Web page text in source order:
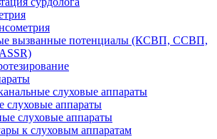
вызванные потенциалы (КСВП, ССВП,
слуховые аппараты
слуховые аппараты
слуховые аппараты
к слуховым аппаратам